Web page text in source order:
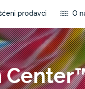
prodavci O